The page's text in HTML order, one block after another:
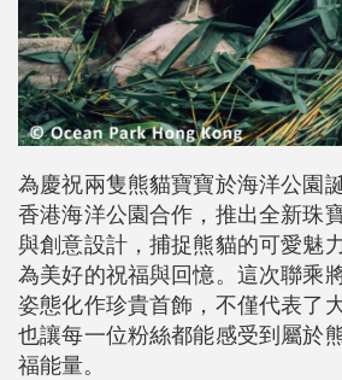
為慶祝兩隻熊貓寶寶於海洋公園
香港海洋公園合作，推出全新珠
與創意設計，捕捉熊貓的可愛魅
為美好的祝福與回憶。這次聯乘
姿態化作珍貴首飾，不僅代表了
也讓每一位粉絲都能感受到屬於
福能量。